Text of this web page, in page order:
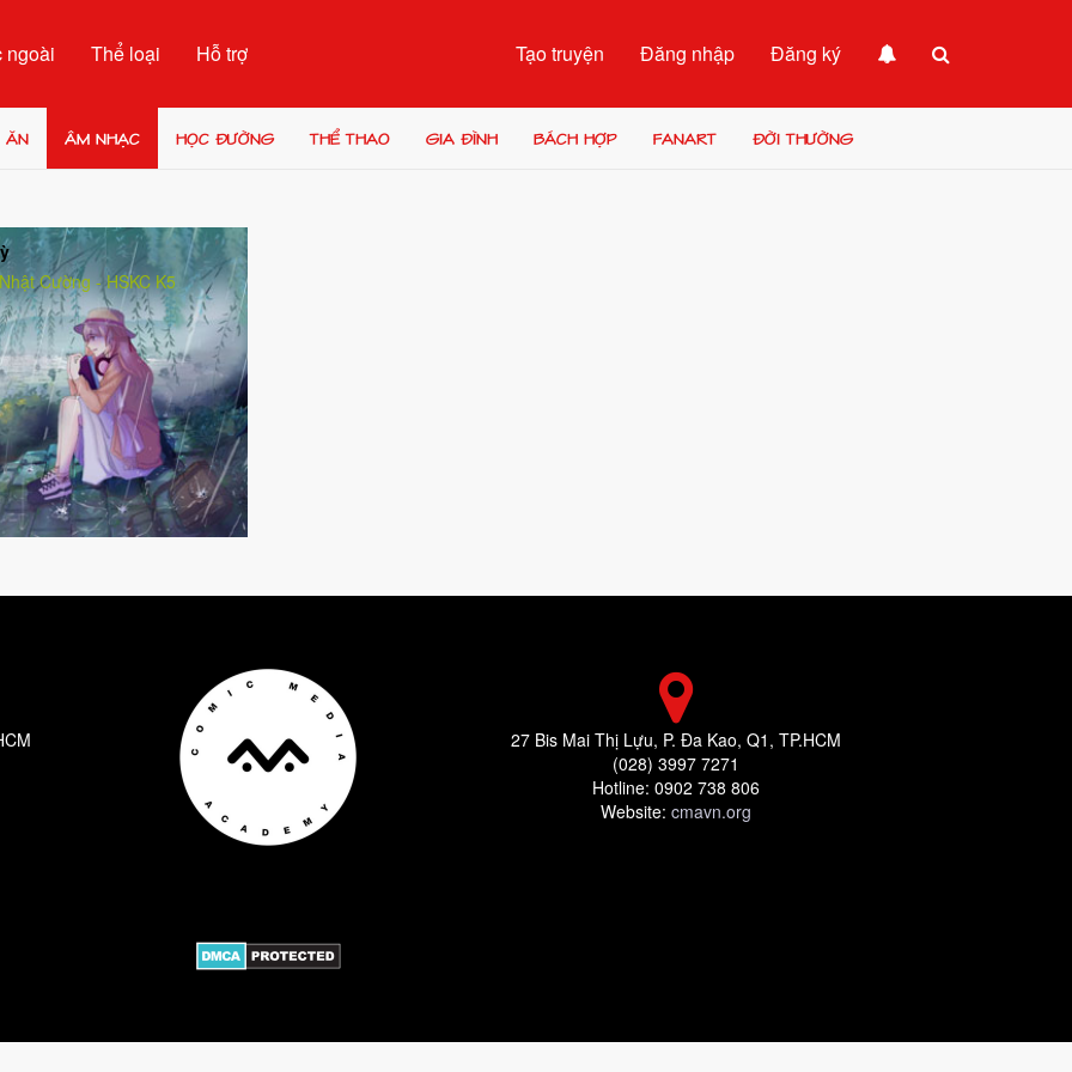
ngoài Thể loại Hỗ trợ Tạo truyện Đăng nhập Đăng ký
ĂN ÂM NHẠC HỌC ĐƯỜNG THỂ THAO GIA ĐÌNH BÁCH HỢP FANART ĐỜI THƯỜNG
Cường - HSKC K5
27 Bis Mai Thị Lựu, P. Đa Kao, Q1, TP.HCM
(028) 3997 7271
Hotline: 0902 738 806
Website:cmavn.org